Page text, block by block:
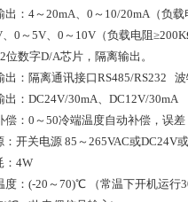
出：4～20mA、0～10/20mA（负
、0～5V、0～10V（负载电阻
位数字D/A芯片，隔离输出。
出：隔离通讯接口RS485/RS232
出：DC24V/30mA、DC12V/30mA
偿：0～50冷端温度自动补偿，误
开关电源 85～265VAC或DC24V
4W
度：(-20 ～ 70)℃ （常温下开机运行